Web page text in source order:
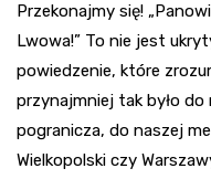
Przekonajmy się!
Lwowa!” To nie jest
powiedzenie, które
przynajmniej tak było
pogranicza, do naszej
Wielkopolski czy